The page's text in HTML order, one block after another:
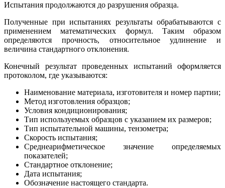
Испытания продолжаются до разрушения образца.
Полученные при испытаниях результаты обрабатываются с
применением математических формул. Таким образом
определяются прочность, относительное удлинение и
величина стандартного отклонения.
Конечный результат проведенных испытаний оформляется
протоколом, где указываются:
Наименование материала, изготовителя и номер партии;
Метод изготовления образцов;
Условия кондиционирования;
Тип используемых образцов с указанием их размеров;
Тип испытательной машины, тензометра;
Скорость испытания;
Среднеарифметическое значение определяемых
показателей;
Стандартное отклонение;
Дата испытания;
Обозначение настоящего стандарта.